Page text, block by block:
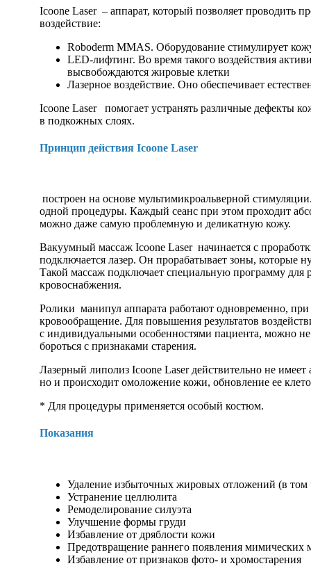
Icoone Laser – аппарат, который позволяет проводить
воздействие:
Roboderm MMAS. Оборудование стимулирует
LED-лифтинг. Во время такого воздействия
высвобождаются жировые клетки
Лазерное воздействие. Оно обеспечивает
Icoone Laser помогает устранять различные дефекты
в подкожных слоях.
Принцип действия Icoone Laser
построен на основе мультимикроальверной
одной процедуры. Каждый сеанс при этом проходит
можно даже самую проблемную и деликатную кожу.
Вакуумный массаж Icoone Laser начинается с
подключается лазер. Он прорабатывает зоны,
Такой массаж подключает специальную программу
кровоснабжения.
Ролики манипул аппарата работают одновременно,
кровообращение. Для повышения результатов
с индивидуальными особенностями пациента, можно
бороться с признаками старения.
Лазерный липолиз Icoone Laser действительно не
но и происходит омоложение кожи, обновление ее
* Для процедуры применяется особый костюм.
Показания
Удаление избыточных жировых отложений (в том
Устранение целлюлита
Ремоделирование силуэта
Улучшение формы груди
Избавление от дряблости кожи
Предотвращение раннего появления мимических
Избавление от признаков фото- и хромостарения